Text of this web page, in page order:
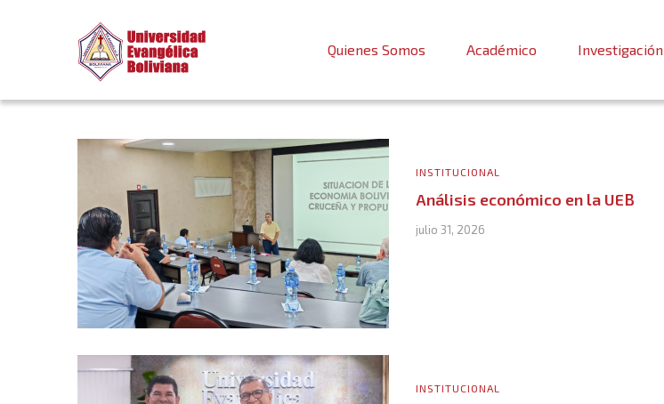
Quienes Somos Académico Investigación
INSTITUCIONAL
Análisis económico en la UEB
julio 31, 2026
INSTITUCIONAL